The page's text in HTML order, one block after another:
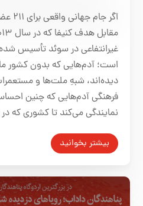
اگر
غیرانتفاعی در سوئد تأسیس
است؛ آدم‌هایی که بدون کشور
دیده‌اند، شبهِ ملت‌ها و
فرهنگی آدم‌هایی که چنین احساسی
نمایندگی می‌کند تا کشوری که در
بیشتر بخوانید